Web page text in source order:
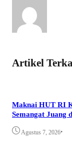
Artikel
Maknai HUT RI
Semangat Juang
Agustus 7, 2026•